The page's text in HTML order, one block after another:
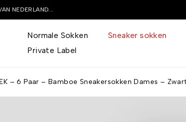
NEDERLAND...
Normale Sokken Sneaker sokken
Private Label
– 6 Paar – Bamboe Sneakersokken Dames – Zwart